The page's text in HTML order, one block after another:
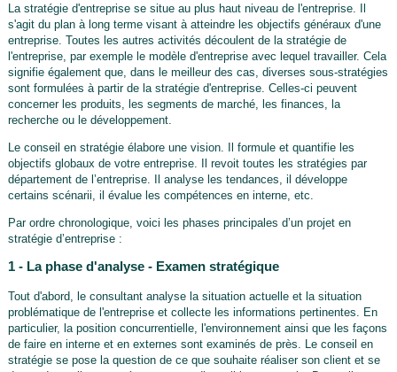
La stratégie d'entreprise se situe au plus haut niveau de l'entreprise. Il
s'agit du plan à long terme visant à atteindre les objectifs généraux d'une
entreprise. Toutes les autres activités découlent de la stratégie de
l'entreprise, par exemple le modèle d'entreprise avec lequel travailler. Cela
signifie également que, dans le meilleur des cas, diverses sous-stratégies
sont formulées à partir de la stratégie d'entreprise. Celles-ci peuvent
concerner les produits, les segments de marché, les finances, la
recherche ou le développement.
Le conseil en stratégie élabore une vision. Il formule et quantifie les
objectifs globaux de votre entreprise. Il revoit toutes les stratégies par
département de l’entreprise. Il analyse les tendances, il développe
certains scénarii, il évalue les compétences en interne, etc.
Par ordre chronologique, voici les phases principales d’un projet en
stratégie d’entreprise :
1 - La phase d'analyse - Examen stratégique
Tout d'abord, le consultant analyse la situation actuelle et la situation
problématique de l'entreprise et collecte les informations pertinentes. En
particulier, la position concurrentielle, l'environnement ainsi que les façons
de faire en interne et en externes sont examinés de près. Le conseil en
stratégie se pose la question de ce que souhaite réaliser son client et se